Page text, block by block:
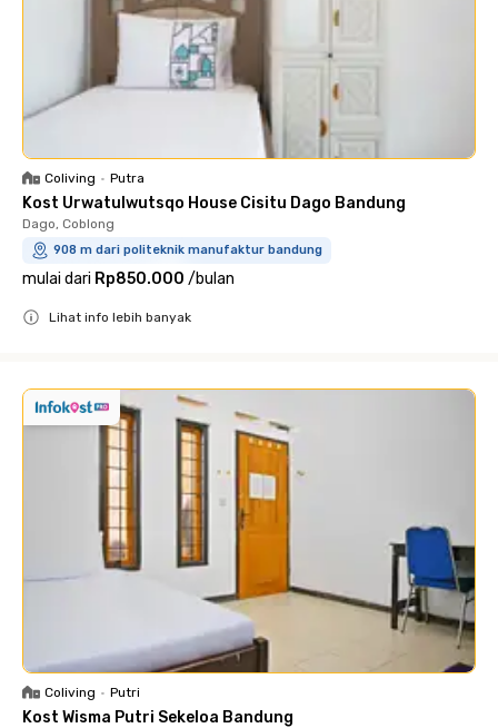
Coliving • Putra
Kost Urwatulwutsqo House Cisitu Dago Bandung
Dago, Coblong
908 m dari politeknik manufaktur bandung
mulai dari Rp850.000 /bulan
Lihat info lebih banyak
Coliving • Putri
Kost Wisma Putri Sekeloa Bandung